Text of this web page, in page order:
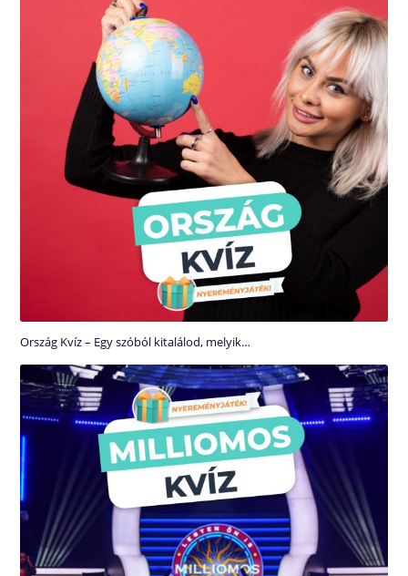
Ország Kvíz – Egy szóból kitalálod, melyik…